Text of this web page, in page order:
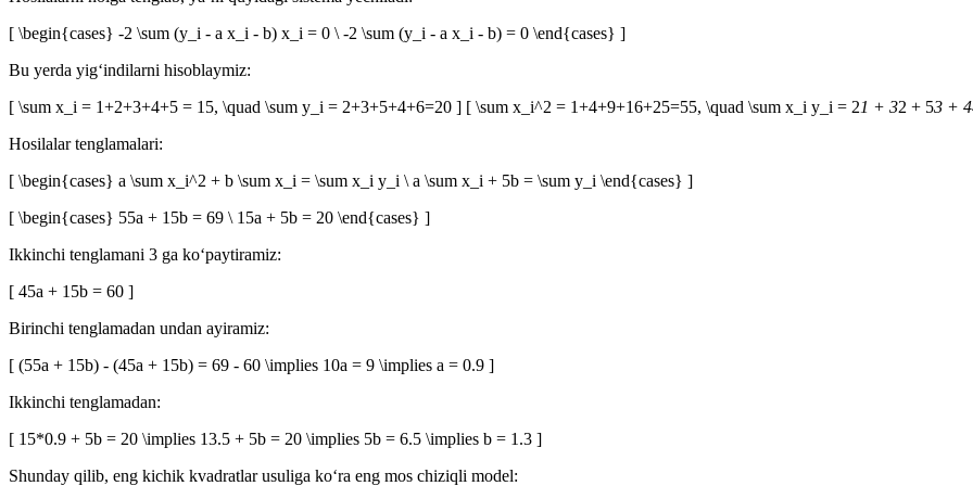
[ \begin{cases} -2 \sum (y_i - a x_i - b) x_i = 0 \ -2 \sum (y_i - a x_i - b) = 0 \end{cases} ]
Bu yerda yig‘indilarni hisoblaymiz:
[ \sum x_i = 1+2+3+4+5 = 15, \quad \sum y_i = 2+3+5+4+6=20 ] [ \sum x_i^2 = 1+4+9+16+25=55, \quad \sum x_i y_i = 21 + 32 + 53 + 4
Hosilalar tenglamalari:
[ \begin{cases} a \sum x_i^2 + b \sum x_i = \sum x_i y_i \ a \sum x_i + 5b = \sum y_i \end{cases} ]
[ \begin{cases} 55a + 15b = 69 \ 15a + 5b = 20 \end{cases} ]
Ikkinchi tenglamani 3 ga ko‘paytiramiz:
[ 45a + 15b = 60 ]
Birinchi tenglamadan undan ayiramiz:
[ (55a + 15b) - (45a + 15b) = 69 - 60 \implies 10a = 9 \implies a = 0.9 ]
Ikkinchi tenglamadan:
[ 15*0.9 + 5b = 20 \implies 13.5 + 5b = 20 \implies 5b = 6.5 \implies b = 1.3 ]
Shunday qilib, eng kichik kvadratlar usuliga ko‘ra eng mos chiziqli model: